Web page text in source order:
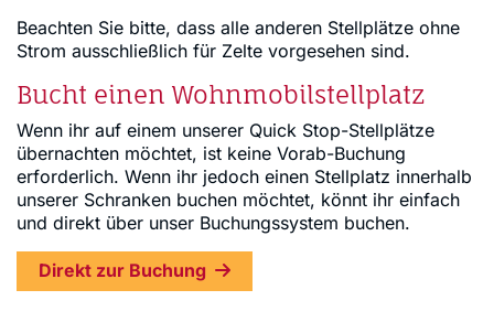
Beachten Sie bitte, dass alle anderen Stellplätze ohne
Strom ausschließlich für Zelte vorgesehen sind.
Bucht einen Wohnmobilstellplatz
Wenn ihr auf einem unserer Quick Stop-Stellplätze
übernachten möchtet, ist keine Vorab-Buchung
erforderlich. Wenn ihr jedoch einen Stellplatz innerhalb
unserer Schranken buchen möchtet, könnt ihr einfach
und direkt über unser Buchungssystem buchen.
Direkt zur Buchung